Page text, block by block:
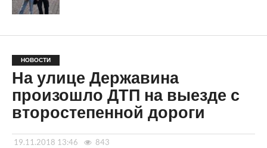
НОВОСТИ
На улице Державина
произошло ДТП на выезде с
второстепенной дороги
19.11.2018 13:46 843